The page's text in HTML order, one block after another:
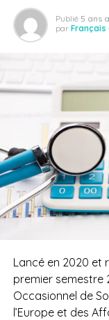
Publié 5 ans
par Français
Lancé en 2020 et
premier semestre
Occasionnel de
l’Europe et des